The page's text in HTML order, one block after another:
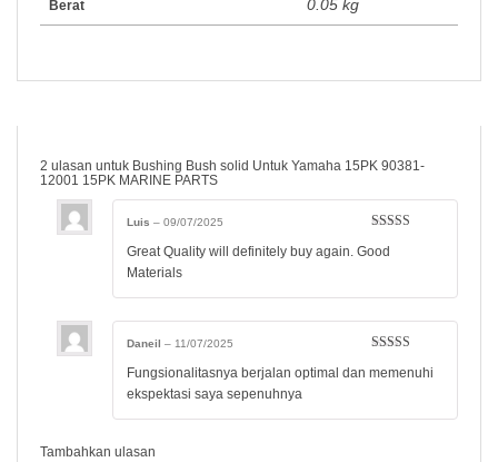
Berat 0.05 kg
2 ulasan untuk Bushing Bush solid Untuk Yamaha 15PK 90381-
12001 15PK MARINE PARTS
5
Luis – 09/07/2025
Great Quality will definitely buy again. Good
Materials
5
Daneil – 11/07/2025
Fungsionalitasnya berjalan optimal dan memenuhi
ekspektasi saya sepenuhnya
Tambahkan ulasan